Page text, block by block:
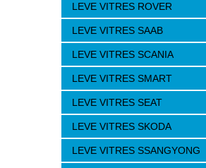
LEVE VITRES ROVER
LEVE VITRES SAAB
LEVE VITRES SCANIA
LEVE VITRES SMART
LEVE VITRES SEAT
LEVE VITRES SKODA
LEVE VITRES SSANGYONG